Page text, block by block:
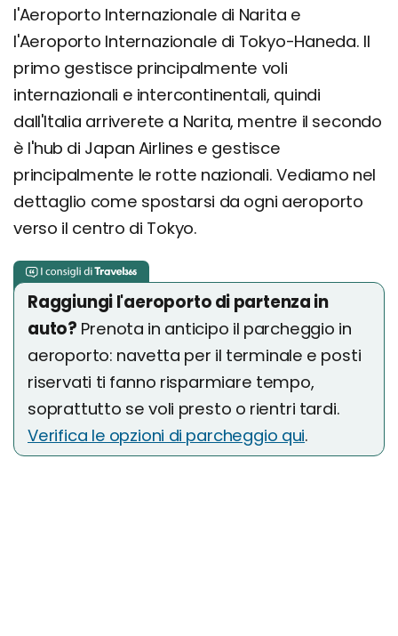
l'Aeroporto Internazionale di Narita e
l'Aeroporto Internazionale di Tokyo-Haneda. Il
primo gestisce principalmente voli
internazionali e intercontinentali, quindi
dall'Italia arriverete a Narita, mentre il secondo
è l'hub di Japan Airlines e gestisce
principalmente le rotte nazionali. Vediamo nel
dettaglio come spostarsi da ogni aeroporto
verso il centro di Tokyo.
Raggiungi l'aeroporto di partenza in
auto? Prenota in anticipo il parcheggio in
aeroporto: navetta per il terminale e posti
riservati ti fanno risparmiare tempo,
soprattutto se voli presto o rientri tardi.
Verifica le opzioni di parcheggio qui.